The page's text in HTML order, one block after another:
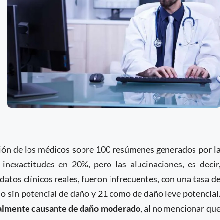
de los médicos sobre 100 resúmenes generados por la
en 20%, pero las alucinaciones, es decir,
clínicos reales, fueron infrecuentes, con una tasa de
sin potencial de daño y 21 como de daño leve potencial.
causante de daño moderado, al no mencionar que